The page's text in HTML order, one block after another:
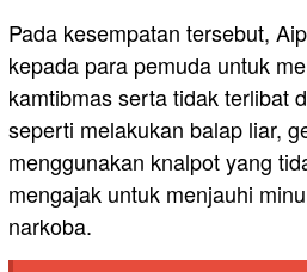
Pada kesempatan tersebut,
kepada para pemuda untuk
kamtibmas serta tidak terlibat
seperti melakukan balap liar,
menggunakan knalpot yang
mengajak untuk menjauhi
narkoba.